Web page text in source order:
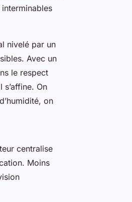
nivelé par un
Avec un
le respect
On
on
centralise
Moins